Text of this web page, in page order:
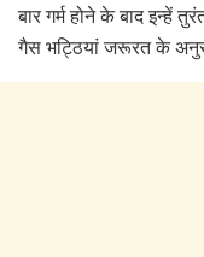
बार गर्म होने के बाद इन्हें
गैस भट्ठियां जरूरत के